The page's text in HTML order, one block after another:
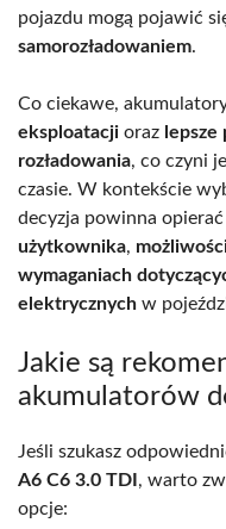
pojazdu mogą pojawić
samorozładowaniem.
Co ciekawe,
eksploatacji oraz
rozładowania, co czyni
czasie. W kontekście
decyzja powinna opierać
użytkownika,
wymaganiach
elektrycznych w
Jakie są
akumulatorów
Jeśli szukasz
A6 C6 3.0 TDI , warto
opcje: